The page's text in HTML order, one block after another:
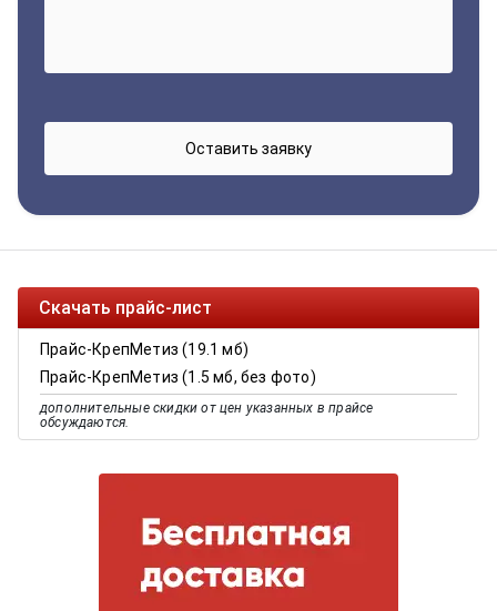
Скачать прайс-лист
Прайс-КрепМетиз (19.1 мб)
Прайс-КрепМетиз (1.5 мб, без фото)
дополнительные скидки от цен указанных в прайсе
обсуждаются.